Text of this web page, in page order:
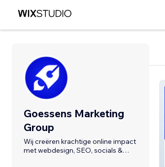
Goessens Marketing
Group
Wij creëren krachtige online impact
met webdesign, SEO, socials &